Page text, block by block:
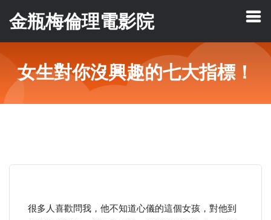
金瓶梅倫理電影院
女生對你沒興趣的七大指標！
很多人喜歡問我，他不知道心儀的這個女孩，對他到